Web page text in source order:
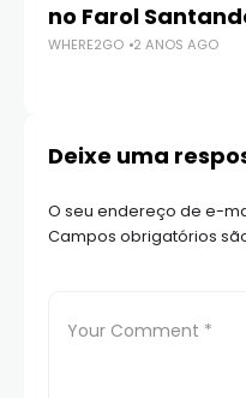
no Farol
WHERE2GO 2 ANOS AGO
Deixe uma
O seu endereço de e-
Campos obrigatórios